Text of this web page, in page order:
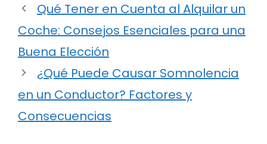
Qué Tener en Cuenta al Alquilar un
Coche: Consejos Esenciales para una
Buena Elección
¿Qué Puede Causar Somnolencia
en un Conductor? Factores y
Consecuencias